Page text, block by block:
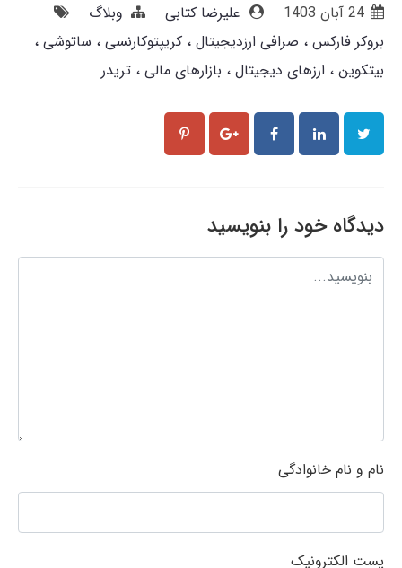
24 آبان 1403 علیرضا کتابی
وبلاگ
بروکر فارکس صرافی ارزدیجیتال کریپتوکارنسی ساتوشی
بیتکوین ارزهای دیجیتال بازارهای مالی تریدر
دیدگاه خود را بنویسید
نام و نام خانوادگی
پست الکترونیک